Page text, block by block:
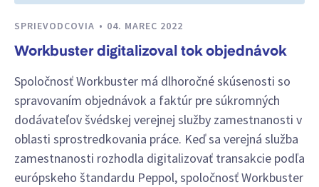
SPRIEVODCOVIA 04. MAREC 2022
Workbuster digitalizoval tok objednávok
Spoločnosť Workbuster má dlhoročné skúsenosti so
spravovaním objednávok a faktúr pre súkromných
dodávateľov švédskej verejnej služby zamestnanosti v
oblasti sprostredkovania práce. Keď sa verejná služba
zamestnanosti rozhodla digitalizovať transakcie podľa
európskeho štandardu Peppol, spoločnosť Workbuster